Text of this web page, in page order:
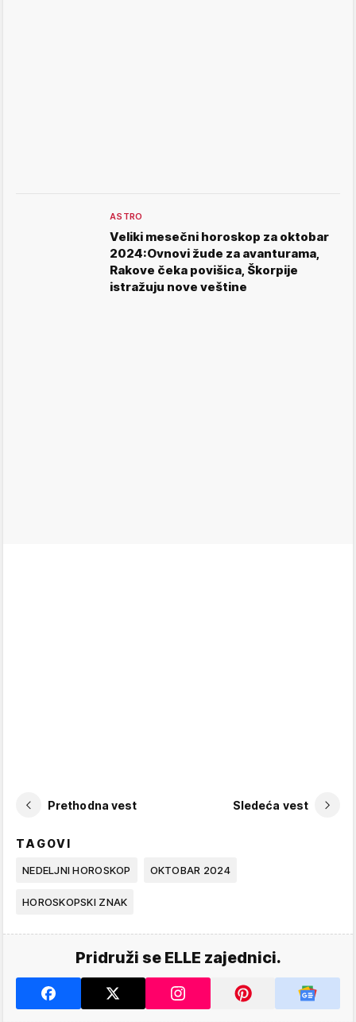
ASTRO
Veliki mesečni horoskop za oktobar
2024:Ovnovi žude za avanturama,
Rakove čeka povišica, Škorpije
istražuju nove veštine
Prethodna vest Sledeća vest
TAGOVI
NEDELJNI HOROSKOP OKTOBAR 2024
HOROSKOPSKI ZNAK
Pridruži se ELLE zajednici.